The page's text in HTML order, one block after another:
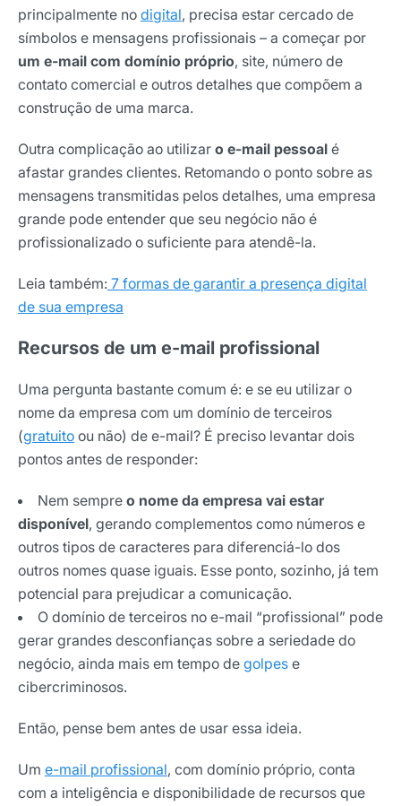
principalmente no digital, precisa estar cercado de
símbolos e mensagens profissionais – a começar por
um e-mail com domínio próprio, site, número de
contato comercial e outros detalhes que compõem a
construção de uma marca.
Outra complicação ao utilizar o e-mail pessoal é
afastar grandes clientes. Retomando o ponto sobre as
mensagens transmitidas pelos detalhes, uma empresa
grande pode entender que seu negócio não é
profissionalizado o suficiente para atendê-la.
Leia também: 7 formas de garantir a presença digital
de sua empresa
Recursos de um e-mail profissional
Uma pergunta bastante comum é: e se eu utilizar o
nome da empresa com um domínio de terceiros
(gratuito ou não) de e-mail? É preciso levantar dois
pontos antes de responder:
Nem sempre o nome da empresa vai estar
disponível, gerando complementos como números e
outros tipos de caracteres para diferenciá-lo dos
outros nomes quase iguais. Esse ponto, sozinho, já tem
potencial para prejudicar a comunicação.
O domínio de terceiros no e-mail “profissional” pode
gerar grandes desconfianças sobre a seriedade do
negócio, ainda mais em tempo de golpes e
cibercriminosos.
Então, pense bem antes de usar essa ideia.
Um e-mail profissional, com domínio próprio, conta
com a inteligência e disponibilidade de recursos que